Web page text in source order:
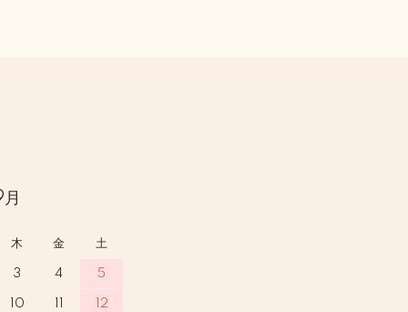
木 金 土
3 4 5
10 12